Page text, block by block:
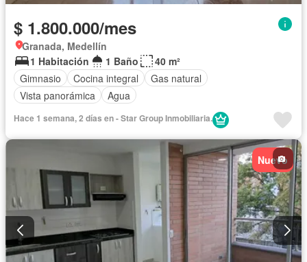
$ 1.800.000/mes
Granada, Medellín
1 Habitación
1 Baño
40 m²
Gimnasio
Cocina integral
Gas natural
Vista panorámica
Agua
Hace 1 semana, 2 días en - Star Group Inmobiliaria.
Nuevo